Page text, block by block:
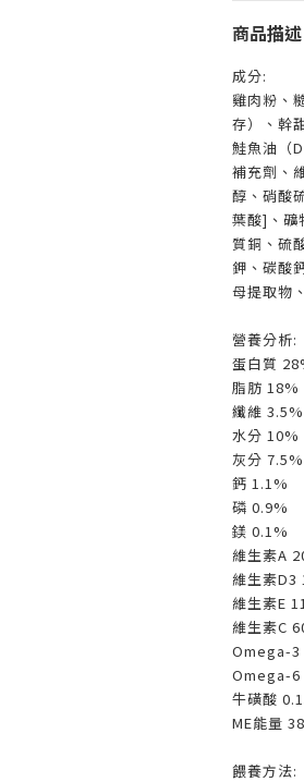
商品描述
成分:
雞肉粉、
存）、幹
鮭魚油（
補充劑、
醇、硝酸
葉酸]、礦
質銅、硫
鉀、碳酸
母提取物
營養分析:
蛋白質
脂肪 18%
纖維 3.5%
水分 10%
灰分 7.5%
鈣 1.1%
磷 0.9%
鎂 0.1%
維生素A
維生素
維生素E
維生素C
Omega-3
Omega-6
牛磺酸
ME能量
餵養方法: